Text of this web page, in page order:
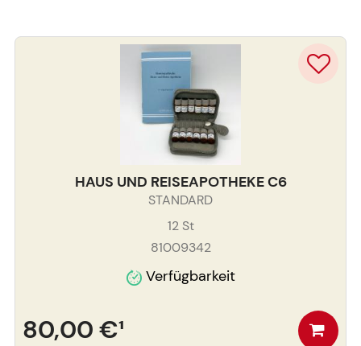
HAUS UND REISEAPOTHEKE C6
STANDARD
12St
81009342
Verfügbarkeit
80,00 €¹